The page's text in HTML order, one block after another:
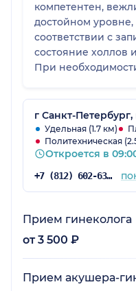
компетентен,
достойном
соответствии с
состояние холлов
При
рекомендую!
г Санкт-
Удельная (1.7 км)
Политехническая
Откроется в
+7 (812) 602-63-46
Прием гинеколога
от 3 500 ₽
Прием акушера-